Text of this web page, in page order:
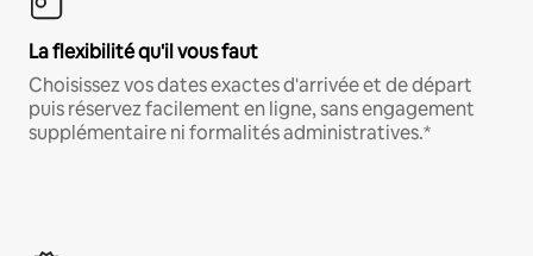
La flexibilité qu'il vous faut
Choisissez vos dates exactes d'arrivée et de départ
puis réservez facilement en ligne, sans engagement
supplémentaire ni formalités administratives.*